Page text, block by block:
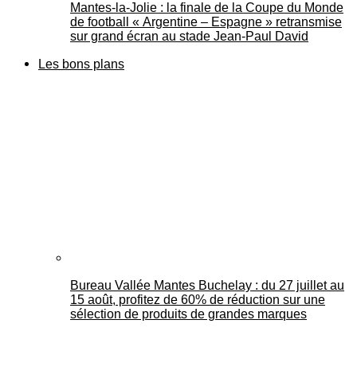
Mantes-la-Jolie : la finale de la Coupe du Monde
de football « Argentine – Espagne » retransmise
sur grand écran au stade Jean-Paul David
Les bons plans
Bureau Vallée Mantes Buchelay : du 27 juillet au
15 août, profitez de 60% de réduction sur une
sélection de produits de grandes marques